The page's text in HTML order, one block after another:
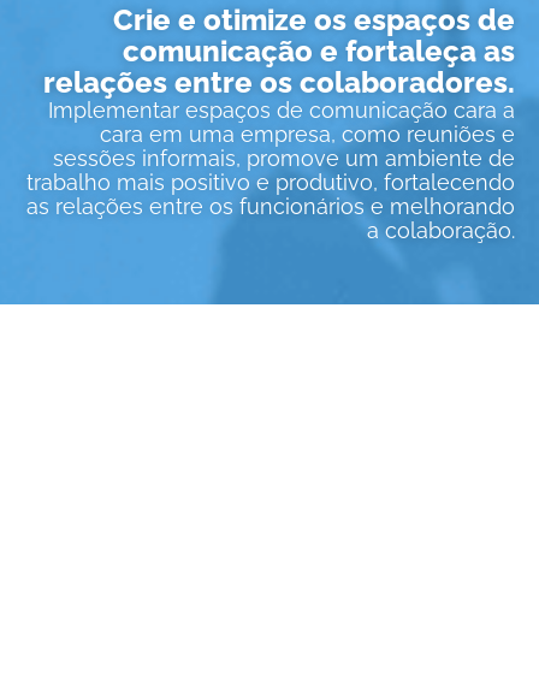
Crie e otimize os espaços de
comunicação e fortaleça as
relações entre os colaboradores.
Implementar espaços de comunicação cara a
cara em uma empresa, como reuniões e
sessões informais, promove um ambiente de
trabalho mais positivo e produtivo, fortalecendo
as relações entre os funcionários e melhorando
a colaboração.